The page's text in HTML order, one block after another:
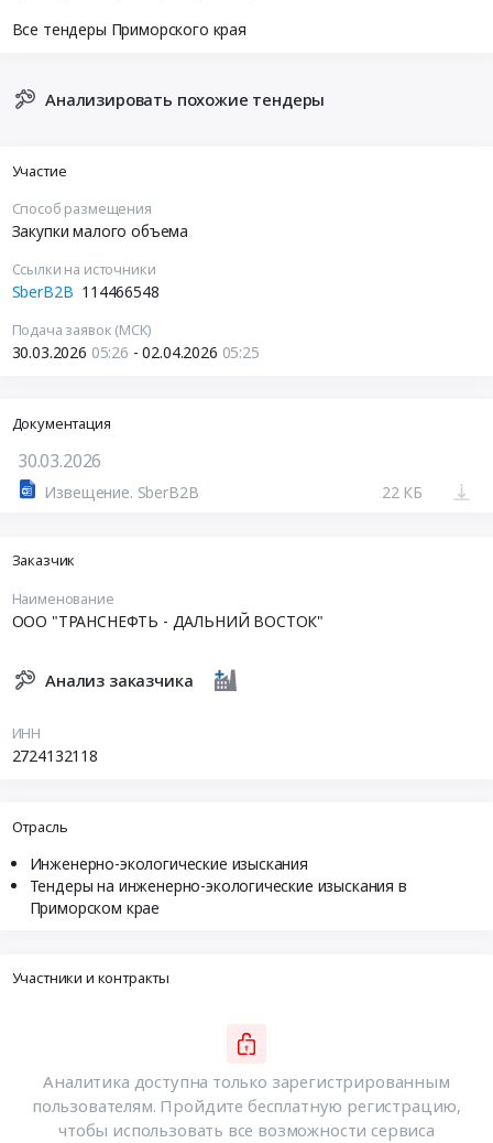
Все тендеры Приморского края
Анализировать похожие тендеры
Участие
Способ размещения
Закупки малого объема
Ссылки на источники
SberB2B 114466548
Подача заявок (МСК)
30.03.2026 05:26 - 02.04.2026 05:25
Документация
30.03.2026
Извещение. SberB2B 22 КБ
Заказчик
Наименование
ООО "ТРАНСНЕФТЬ - ДАЛЬНИЙ ВОСТОК"
Анализ заказчика
ИНН
2724132118
Отрасль
Инженерно-экологические изыскания
Тендеры на инженерно-экологические изыскания в
Приморском крае
Участники и контракты
Аналитика доступна только зарегистрированным
пользователям. Пройдите бесплатную регистрацию,
чтобы использовать все возможности сервиса